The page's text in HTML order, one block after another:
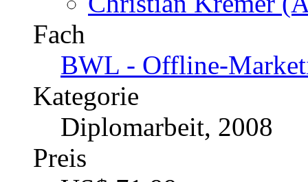
Fach
Gesundheit - Sport -
Kategorie
Diplomarbeit, 2009
Preis
US$ 54,99